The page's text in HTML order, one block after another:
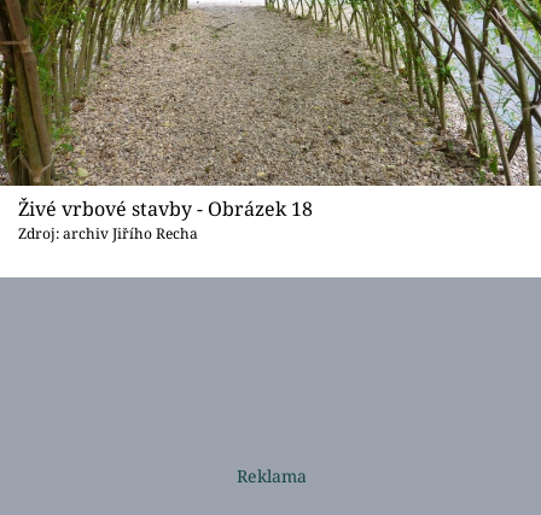
Živé vrbové stavby - Obrázek 18
Zdroj: archiv Jiřího Recha